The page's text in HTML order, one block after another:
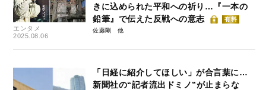
エンタメ
2025.08.06
きに込められた平和への祈り…『一本の
鉛筆』で伝えた反戦への意志
有料
佐藤剛
「日経に紹介してほしい」が合言葉に…
新聞社の“記者流出ドミノ”が止まらな